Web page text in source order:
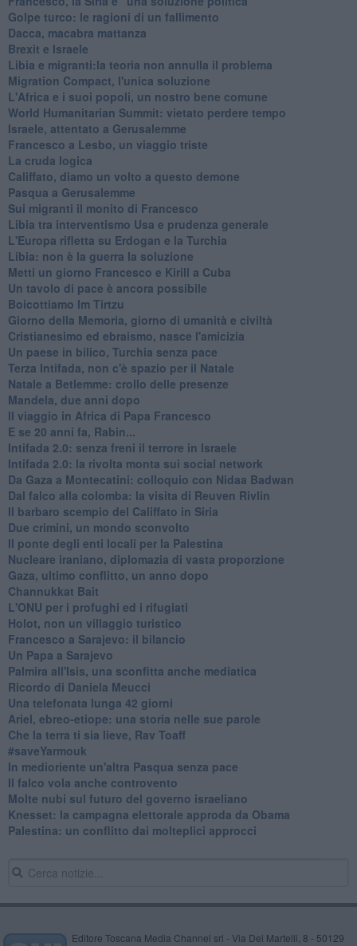
Golpe turco: le ragioni di un fallimento
Dacca, macabra mattanza
Brexit e Israele
Libia e migranti:la teoria non annulla il problema
Migration Compact, l'unica soluzione
L'Africa e i suoi popoli, un nostro bene comune
World Humanitarian Summit: vietato perdere tempo
Israele, attentato a Gerusalemme
Francesco a Lesbo, un viaggio triste
La cruda logica
Califfato, diamo un volto a questo demone
Pasqua a Gerusalemme
Sui migranti il monito di Francesco
Libia tra interventismo Usa e prudenza generale
L'Europa rifletta su Erdogan e la Turchia
Libia: non è la guerra la soluzione
Metti un giorno Francesco e Kirill a Cuba
Un tavolo di pace è ancora possibile
Boicottiamo Im Tirtzu
Giorno della Memoria, giorno di umanità e civiltà
Cristianesimo ed ebraismo, nasce l'amicizia
Un paese in bilico, Turchia senza pace
Terza Intifada, non c'è spazio per il Natale
Natale a Betlemme: crollo delle presenze
Mandela, due anni dopo
Il viaggio in Africa di Papa Francesco
E se 20 anni fa, Rabin...
Intifada 2.0: senza freni il terrore in Israele
Intifada 2.0: la rivolta monta sui social network
Da Gaza a Montecatini: colloquio con Nidaa Badwan
Dal falco alla colomba: la visita di Reuven Rivlin
Il barbaro scempio del Califfato in Siria
Due crimini, un mondo sconvolto
Il ponte degli enti locali per la Palestina
Nucleare iraniano, diplomazia di vasta proporzione
Gaza, ultimo conflitto, un anno dopo
Channukkat Bait
L'ONU per i profughi ed i rifugiati
Holot, non un villaggio turistico
Francesco a Sarajevo: il bilancio
Un Papa a Sarajevo
Palmira all'Isis, una sconfitta anche mediatica
Ricordo di Daniela Meucci
​Una telefonata lunga 42 giorni
​Ariel, ebreo-etiope: una storia nelle sue parole
Che la terra ti sia lieve, Rav Toaff
​#saveYarmouk
​In medioriente un'altra Pasqua senza pace
​Il falco vola anche controvento
Molte nubi sul futuro del governo israeliano
Knesset: la campagna elettorale approda da Obama
Palestina: un conflitto dai molteplici approcci
Editore Toscana Media Channel srl - Via Dei Martelli, 8 - 50129